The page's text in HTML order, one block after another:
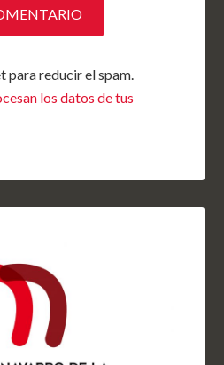
para reducir el spam.
los datos de tus